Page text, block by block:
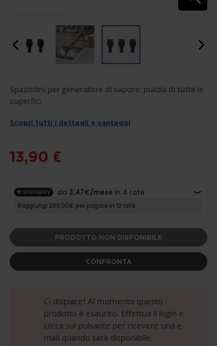
TO
THE
BEGINNING
THE
IMAGES
Spazzolini per generatore di vapore: pulizia di tutte le
superfici.
Scopri tutti i dettagli e vantaggi
13,90 €
PRODOTTO NON DISPONIBILE
CONFRONTA
Ci dispiace! Al momento questo
prodotto è esaurito. Effettua il login e
clicca sul pulsante per ricevere una e-
mail quando sarà disponibile.